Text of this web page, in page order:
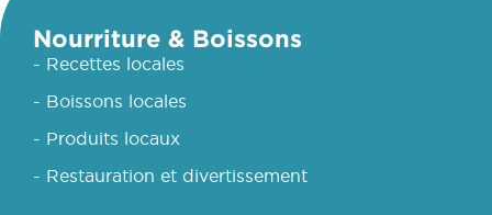
Nourriture & Boissons
- Recettes locales
- Boissons locales
- Produits locaux
- Restauration et divertissement